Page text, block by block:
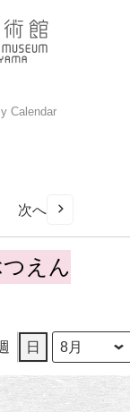
Calendar
次へ
えん
日
月
日
年